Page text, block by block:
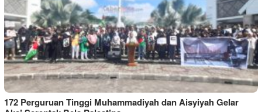
172 Perguruan Tinggi Muhammadiyah dan Aisyiyah Gelar